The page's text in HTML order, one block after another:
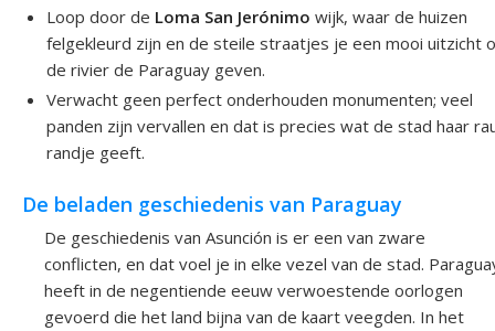
Loop door de Loma San Jerónimo wijk, waar de huizen
felgekleurd zijn en de steile straatjes je een mooi uitzicht
de rivier de Paraguay geven.
Verwacht geen perfect onderhouden monumenten; veel
panden zijn vervallen en dat is precies wat de stad haar
randje geeft.
De beladen geschiedenis van Paraguay
De geschiedenis van Asunción is er een van zware
conflicten, en dat voel je in elke vezel van de stad.
heeft in de negentiende eeuw verwoestende oorlogen
gevoerd die het land bijna van de kaart veegden. In het